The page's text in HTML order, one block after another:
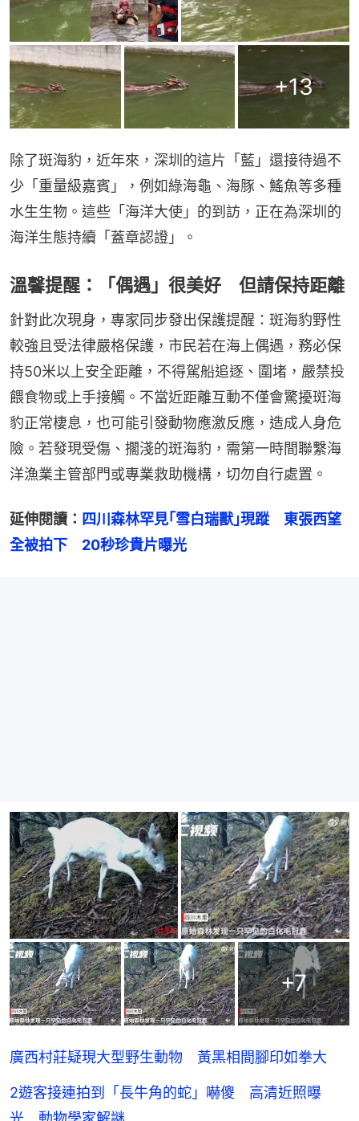
+13
除了斑海豹，近年來，深圳的這片「藍」還接待過不
少「重量級嘉賓」，例如綠海龜、海豚、鰩魚等多種
水生生物。這些「海洋大使」的到訪，正在為深圳的
海洋生態持續「蓋章認證」。
溫馨提醒：「偶遇」很美好 但請保持距離
針對此次現身，專家同步發出保護提醒：斑海豹野性
較強且受法律嚴格保護，市民若在海上偶遇，務必保
持50米以上安全距離，不得駕船追逐、圍堵，嚴禁投
餵食物或上手接觸。不當近距離互動不僅會驚擾斑海
豹正常棲息，也可能引發動物應激反應，造成人身危
險。若發現受傷、擱淺的斑海豹，需第一時間聯繫海
洋漁業主管部門或專業救助機構，切勿自行處置。
延伸閱讀： 四川森林罕見｢雪白瑞獸｣現蹤　東張西望
全被拍下　20秒珍貴片曝光
+7
廣西村莊疑現大型野生動物 黃黑相間腳印如拳大
2遊客接連拍到「長牛角的蛇」嚇傻 高清近照曝